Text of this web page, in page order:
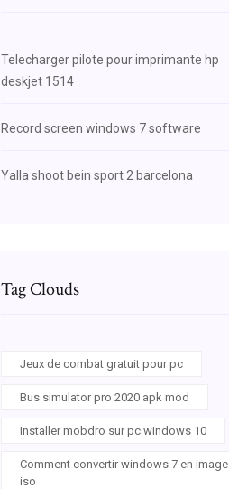
Telecharger pilote pour imprimante hp
deskjet 1514
Record screen windows 7 software
Yalla shoot bein sport 2 barcelona
Tag Clouds
Jeux de combat gratuit pour pc
Bus simulator pro 2020 apk mod
Installer mobdro sur pc windows 10
Comment convertir windows 7 en image
iso